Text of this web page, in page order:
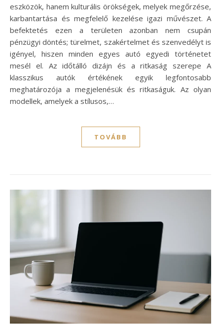
eszközök, hanem kulturális örökségek, melyek megőrzése,
karbantartása és megfelelő kezelése igazi művészet. A
befektetés ezen a területen azonban nem csupán
pénzügyi döntés; türelmet, szakértelmet és szenvedélyt is
igényel, hiszen minden egyes autó egyedi történetet
mesél el. Az időtálló dizájn és a ritkaság szerepe A
klasszikus autók értékének egyik legfontosabb
meghatározója a megjelenésük és ritkaságuk. Az olyan
modellek, amelyek a stílusos,…
TOVÁBB